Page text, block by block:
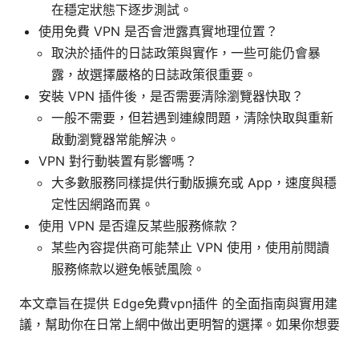
在穩定狀態下逐步測試。
使用免費 VPN 是否會泄露真實地理位置？
取決於插件的日誌政策與實作，一些可能仍會暴
露，故選擇嚴格的日誌政策很重要。
安裝 VPN 插件後，是否需要清除瀏覽器快取？
一般不需要，但若遇到連線問題，清除快取與重新
啟動瀏覽器常能解決。
VPN 對行動裝置有影響嗎？
大多數服務同樣提供行動版擴充或 App，速度與穩
定性因網路而異。
使用 VPN 是否違反某些服務條款？
某些內容提供商可能禁止 VPN 使用，使用前閱讀
服務條款以避免帳號風險。
本文章旨在提供 Edge免費vpn插件 的全面指南與實用建
議，幫助你在日常上網中做出更明智的選擇。如果你想要